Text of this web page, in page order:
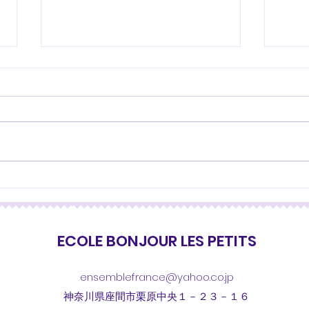
Cadeau du jour 本日のプ
レゼント🎁
本
du
ECOLE BONJOUR LES PETITS
ensemblefrance@yahoo.co.jp
神奈川県座間市栗原中央１－２３－１６